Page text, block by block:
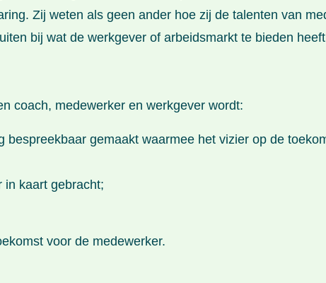
Zij weten als geen ander hoe zij de talenten van
bij wat de werkgever of arbeidsmarkt te bieden
coach, medewerker en werkgever wordt:
gemaakt waarmee het vizier op de
in kaart gebracht;
voor de medewerker.